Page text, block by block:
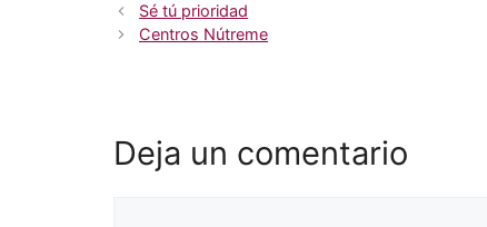
Sé tú prioridad
Centros Nútreme
Deja un comentario